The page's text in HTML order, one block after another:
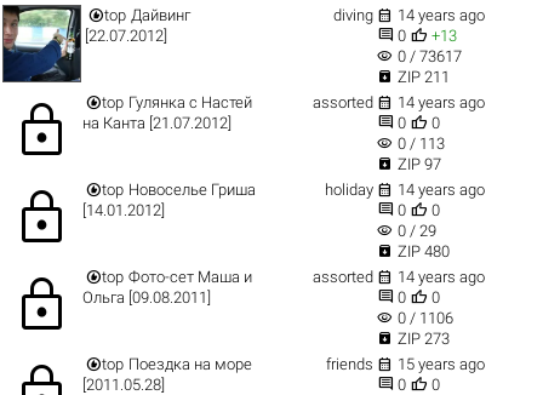
top Дайвинг
[22.07.2012]
diving  14 years ago
 0  +13
visibility 0 / 73617
 ZIP 211
lock top Гулянка с Настей
на Канта [21.07.2012]
assorted  14 years ago
 0  0
visibility 0 / 113
 ZIP 97
lock top Новоселье Гриша
[14.01.2012]
holiday  14 years ago
 0  0
visibility 0 / 29
 ZIP 480
lock top Фото-сет Маша и
Ольга [09.08.2011]
assorted  14 years ago
 0  0
visibility 0 / 1106
 ZIP 273
top Поездка на море
[2011.05.28]
friends  15 years ago
 0  0